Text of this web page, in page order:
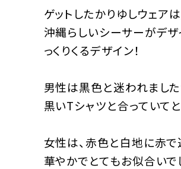
ゲットしたかりゆしウェアは
沖縄らしいシーサーがデザ
っくりくるデザイン！
男性は黒色と迷われました
黒いTシャツと合っていて
女性は、赤色と白地に赤
華やかでとてもお似合いで